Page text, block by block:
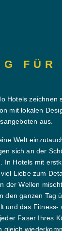
FÜR
Hotels zeichnen
mit lokalen
aus.
Welt
sich an der
In Hotels mit
Liebe zum
der Wellen
den ganzen Tag
und das
Faser Ihres
gleich